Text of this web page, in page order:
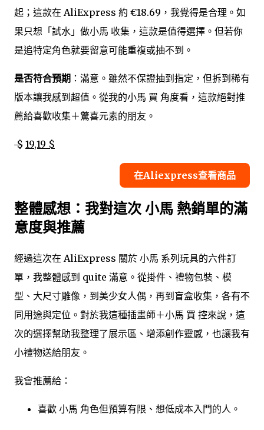
起；這款在 AliExpress 約 €18.69，我覺得是合理。如
果只想「試水」做小馬 收集，這款是值得選擇。但若你
是追特定角色就要留意可能重複或抽不到。
是否符合預期 ：滿意。雖然不保證抽到指定，但拆到稀有
版本讓我感到超值。從我的小馬 買 角度看，這款絕對推
薦給喜歡收集＋驚喜元素的朋友。
$ 19,19 $
在Aliexpress查看商品
整體感想：我對這次 小馬 熱銷單的滿
意度與推薦
經過這次在 AliExpress 關於 小馬 系列玩具的六件訂
單，我整體感到 quite 滿意。從掛件、禮物包裝、模
型、大尺寸雕像，到美少女人偶，再到盲盒收集，各有不
同用途與定位。對於我這種插畫師＋小馬 買 控來說，這
次的選擇幫助我整理了展示區、增添創作靈感，也讓我有
小禮物送給朋友。
我會推薦給：
喜歡 小馬 角色但預算有限、想低成本入門的人。